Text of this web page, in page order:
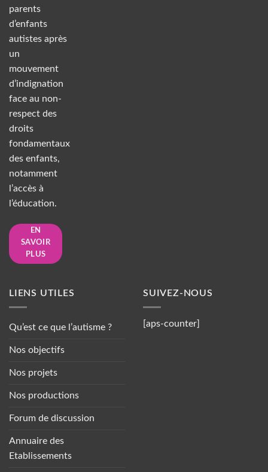
parents
d’enfants
autistes après
un
mouvement
d’indignation
face au non-
respect des
droits
fondamentaux
des enfants,
notamment
l’accès à
l’éducation.
EN
SAVOIR
PLUS
LIENS UTILES
Qu’est ce que l’autisme ?
Nos objectifs
Nos projets
Nos productions
Forum de discussion
Annuaire des
Etablissements
SUIVEZ-NOUS
[aps-counter]